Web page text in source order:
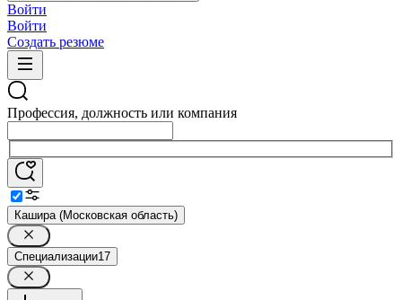
Войти
Войти
Создать резюме
Профессия, должность или компания
Кашира (Московская область)
Специализации17